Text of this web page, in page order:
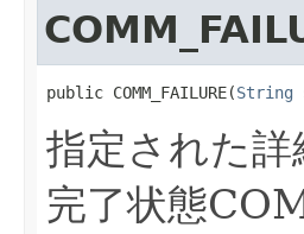
public COMM_FAILURE(String
指定された
完了状態